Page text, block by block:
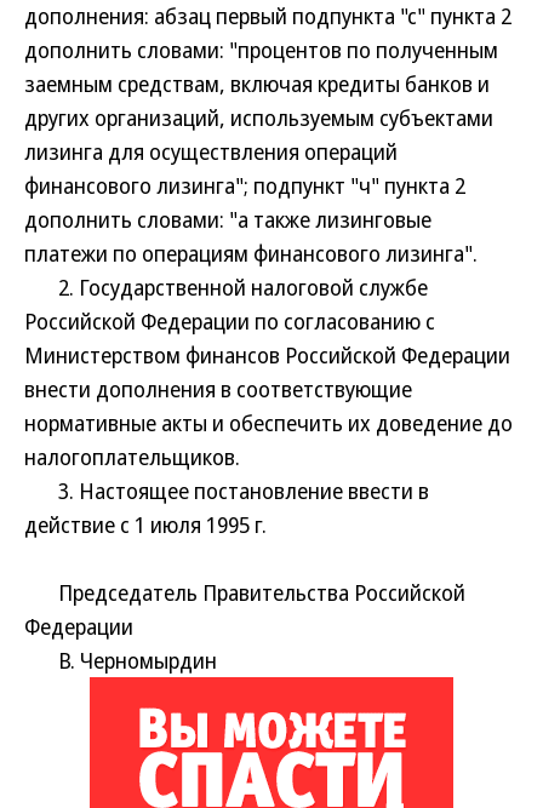
дополнения: абзац первый подпункта "с" пункта 2
дополнить словами: "процентов по полученным
заемным средствам, включая кредиты банков и
других организаций, используемым субъектами
лизинга для осуществления операций
финансового лизинга"; подпункт "ч" пункта 2
дополнить словами: "а также лизинговые
платежи по операциям финансового лизинга".
2. Государственной налоговой службе
Российской Федерации по согласованию с
Министерством финансов Российской Федерации
внести дополнения в соответствующие
нормативные акты и обеспечить их доведение до
налогоплательщиков.
3. Настоящее постановление ввести в
действие с 1 июля 1995 г.
Председатель Правительства Российской
Федерации
В. Черномырдин